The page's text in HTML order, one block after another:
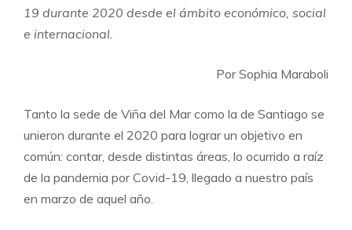
19 durante 2020 desde el ámbito económico, social
e internacional.
Por Sophia Maraboli
Tanto la sede de Viña del Mar como la de Santiago se
unieron durante el 2020 para lograr un objetivo en
común: contar, desde distintas áreas, lo ocurrido a raíz
de la pandemia por Covid-19, llegado a nuestro país
en marzo de aquel año.